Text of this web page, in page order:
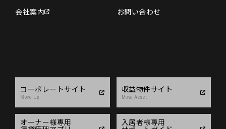
会社案内
お問い合わせ
コーポレートサイト
Move-Up
収益物件サイト
Move-Asset
オーナー様専用 入居者様専用